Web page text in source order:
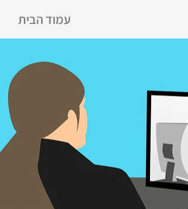
עמוד הבית